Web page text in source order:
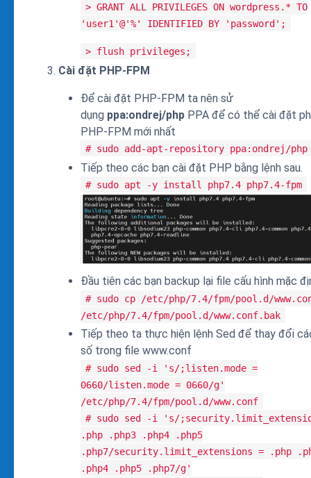
> GRANT ALL PRIVILEGES ON wordpress.* TO
'user1'@'%' IDENTIFIED BY 'password';
> flush privileges;
Cài đặt PHP-FPM
Để cài đặt PHP-FPM ta nên sử
dụng ppa:ondrej/php PPA để có thể cài đặt
PHP-FPM mới nhất
# sudo add-apt-repository ppa:ondrej/php
Tiếp theo các bạn cài đặt PHP bằng lệnh sau.
# sudo apt -y install php7.4 php7.4-fpm
Đầu tiên các bạn backup lại file cấu hình mặc
# sudo cp /etc/php/7.4/fpm/pool.d/
/etc/php/7.4/fpm/pool.d/www.conf.bak
Tiếp theo ta thực hiện lệnh Sed để thay đổi
số trong file www.conf
# sudo sed -i 's/;listen.mode =
0660/listen.mode = 0660/g'
/etc/php/7.4/fpm/pool.d/www.conf
# sudo sed -i 's/
.php .php3 .php4 .php5
.php7/security.limit_extensions = .php
.php4 .php5 .php7/g'